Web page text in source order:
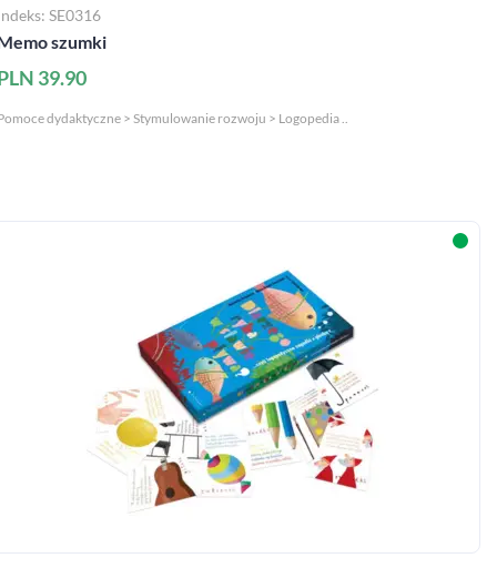
SE0316
szumki
39.90
dydaktyczne > Stymulowanie rozwoju > Logopedia ..